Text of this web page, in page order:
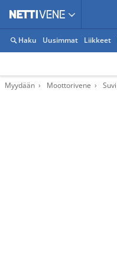
Haku Uusimmat Liikkeet
Myydään Moottorivene Suvi